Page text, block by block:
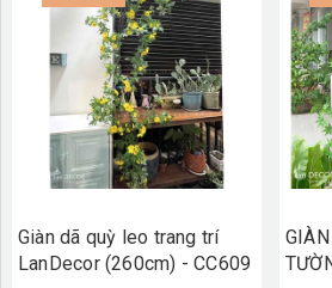
Giàn dã quỳ leo trang trí
LanDecor (260cm) - CC609